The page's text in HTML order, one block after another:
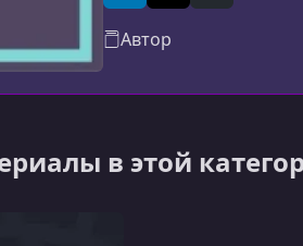
Автор
в этой